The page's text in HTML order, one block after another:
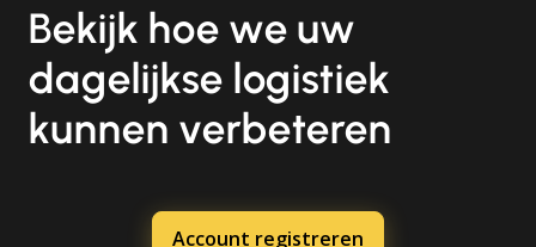
Bekijk hoe we uw
dagelijkse logistiek
kunnen verbeteren
Account registreren